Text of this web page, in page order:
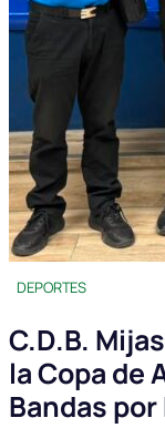
DEPORTES
C.D.B.
la Copa de
Bandas